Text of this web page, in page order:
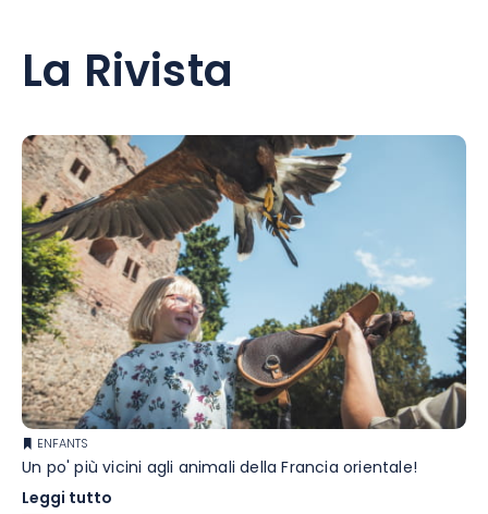
La Rivista
ENFANTS
Un po' più vicini agli animali della Francia orientale!
Leggi tutto